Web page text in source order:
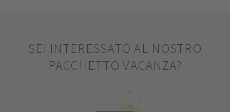
SEI INTERESSATO AL NOSTRO
PACCHETTO VACANZA?